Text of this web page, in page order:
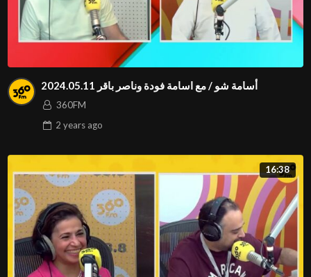
2024.05.11 أسامة شو / مع اسامة فودة وناصر باقر
360FM
2 yearsago
16:38